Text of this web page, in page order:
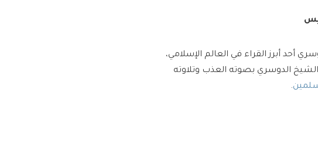
أحد أبرز القراء في العالم الإسلامي،
الدوسري بصوته العذب وتلاوته
.